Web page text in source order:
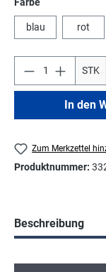
blau rot
STK
In den
Zum Merkzettel
Produktnummer:
Beschreibung